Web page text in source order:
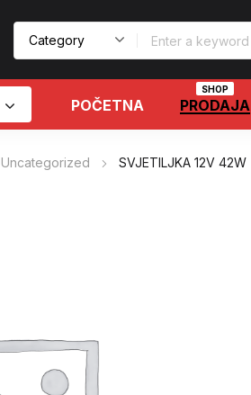
POČETNA PRODAJA
SHOP
Uncategorized SVJETILJKA 12V 42W